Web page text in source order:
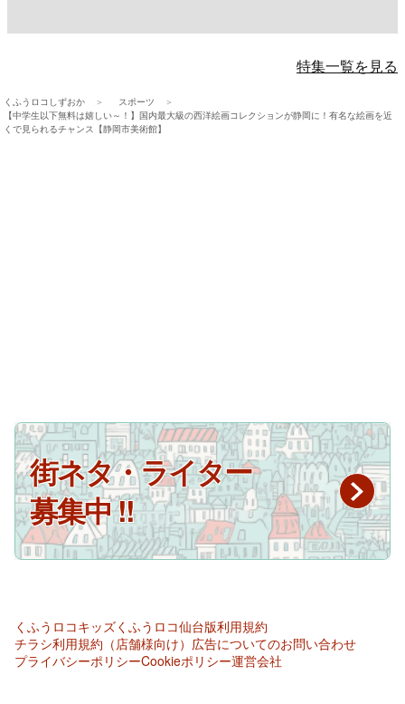
特集一覧を見る
くふうロコしずおか
スポーツ
【中学生以下無料は嬉しい～！】国内最大級の西洋絵画コレクションが静岡に！有名な絵画を近
くで見られるチャンス【静岡市美術館】
街ネタ・ライター
募集中 !!
くふうロコキッズくふうロコ仙台版利用規約
チラシ利用規約（店舗様向け） 広告についてのお問い合わせ
プライバシーポリシーCookieポリシー運営会社